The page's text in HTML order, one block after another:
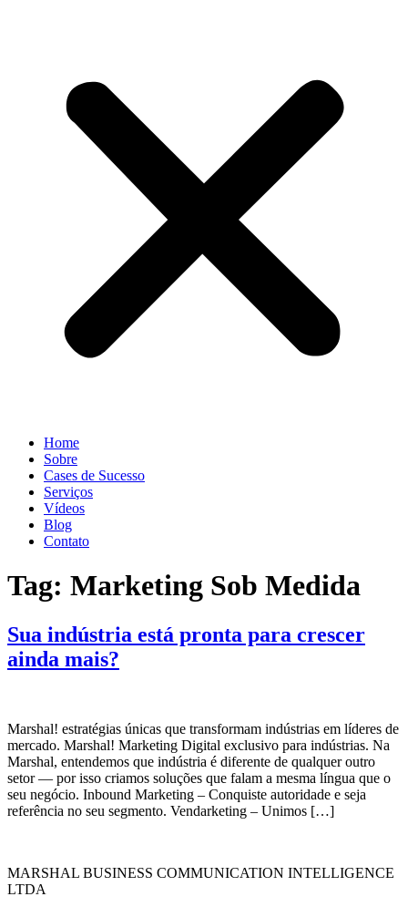
Home
Sobre
Cases de Sucesso
Serviços
Vídeos
Blog
Contato
Tag: Marketing Sob Medida
Sua indústria está pronta para crescer
ainda mais?
Marshal! estratégias únicas que transformam indústrias em líderes de
mercado. Marshal! Marketing Digital exclusivo para indústrias. Na
Marshal, entendemos que indústria é diferente de qualquer outro
setor — por isso criamos soluções que falam a mesma língua que o
seu negócio. Inbound Marketing – Conquiste autoridade e seja
referência no seu segmento. Vendarketing – Unimos […]
MARSHAL BUSINESS COMMUNICATION INTELLIGENCE
LTDA